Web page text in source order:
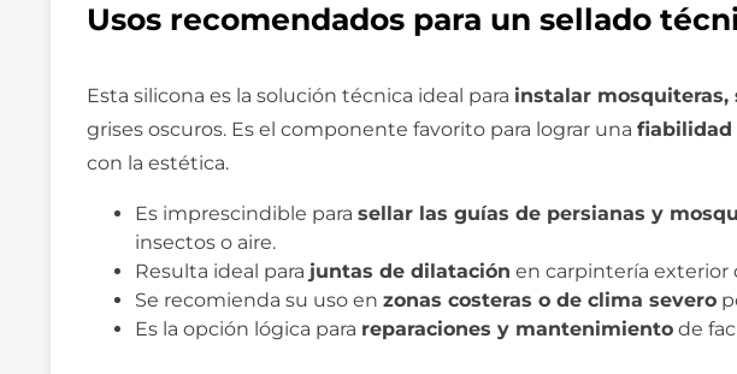
Usos recomendados para un sellado
Esta silicona es la solución técnica ideal para instalar mosquiteras,
grises oscuros. Es el componente favorito para lograr una fiabilidad
con la estética.
Es imprescindible para sellar las guías de persianas y
insectos o aire.
Resulta ideal para juntas de dilatación en carpintería exterior
Se recomienda su uso en zonas costeras o de clima severo
Es la opción lógica para reparaciones y mantenimiento de